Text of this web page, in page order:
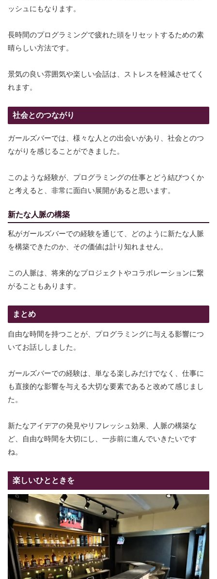
ッシュにもなります。
長時間のプログラミングで疲れた頭をリセットするための素
晴らしい方法です。
景気の良い雰囲気や楽しい会話は、ストレスを軽減させてく
れます。
社会とのつながり
ガールズバーでは、様々な人との出会いがあり、社会とのつ
ながりを感じることができました。
このような経験が、プログラミングの仕事とどう結びつくか
と考えると、非常に面白い展開があると思います。
新たな人脈の構築
私がガールズバーでの経験を通じて、どのように新たな人脈
を構築できたのか、その価値は計り知れません。
この人脈は、将来的なプロジェクトやコラボレーションに繋
がることもあります。
まとめ
自由な時間を持つことが、プログラミングに与える影響につ
いてお話ししました。
ガールズバーでの経験は、単なる楽しみだけでなく、仕事に
も直接的な影響を与える大切な要素であると改めて感じまし
た。
新たなアイデアの発見やリフレッシュ効果、人脈の構築な
ど、自由な時間を大切にし、一歩前に進んでいきたいです
ね。
楽しいひとときを